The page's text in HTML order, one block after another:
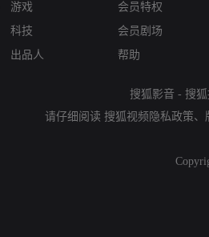
游戏
科技
出品人
会员特权
会员剧场
帮助
搜狐影音 - 搜
请仔细阅读 搜狐视频隐私政策、